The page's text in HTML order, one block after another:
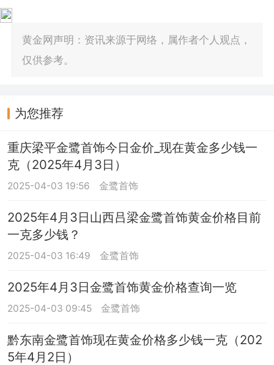
黄金网声明：资讯来源于网络，属作者个人观点，
仅供参考。
为您推荐
重庆梁平金鹭首饰今日金价_现在黄金多少钱一
克（2025年4月3日）
2025-04-03 19:56 金鹭首饰
2025年4月3日山西吕梁金鹭首饰黄金价格目前
一克多少钱？
2025-04-03 16:49 金鹭首饰
2025年4月3日金鹭首饰黄金价格查询一览
2025-04-03 09:45 金鹭首饰
黔东南金鹭首饰现在黄金价格多少钱一克（202
5年4月2日）